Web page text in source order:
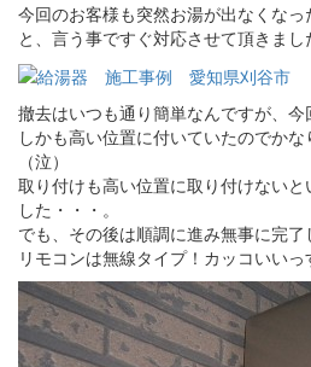
今回のお客様も突然お湯が出なくなっ
と、言う事ですぐ対応させて頂きまし
撤去はいつも通り簡単なんですが、今
しかも高い位置に付いていたのでかな
（泣）
取り付けも高い位置に取り付けない
した・・・。
でも、その後は順調に進み無事に完了
リモコンは無線タイプ！カッコいいっ